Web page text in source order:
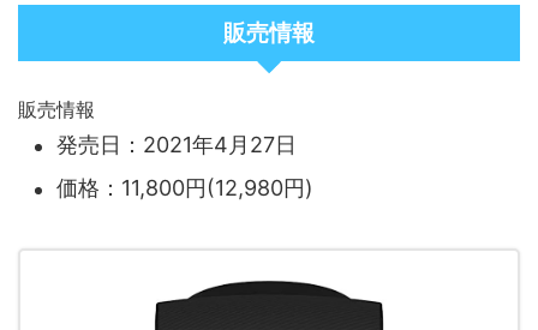
販売情報
販売情報
発売日：2021年4月27日
価格：11,800円(12,980円)